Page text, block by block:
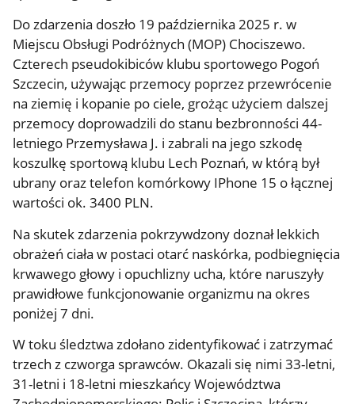
Do zdarzenia doszło 19 października 2025 r. w
Miejscu Obsługi Podróżnych (MOP) Chociszewo.
Czterech pseudokibiców klubu sportowego Pogoń
Szczecin, używając przemocy poprzez przewrócenie
na ziemię i kopanie po ciele, grożąc użyciem dalszej
przemocy doprowadzili do stanu bezbronności 44-
letniego Przemysława J. i zabrali na jego szkodę
koszulkę sportową klubu Lech Poznań, w którą był
ubrany oraz telefon komórkowy IPhone 15 o łącznej
wartości ok. 3400 PLN.
Na skutek zdarzenia pokrzywdzony doznał lekkich
obrażeń ciała w postaci otarć naskórka, podbiegnięcia
krwawego głowy i opuchlizny ucha, które naruszyły
prawidłowe funkcjonowanie organizmu na okres
poniżej 7 dni.
W toku śledztwa zdołano zidentyfikować i zatrzymać
trzech z czworga sprawców. Okazali się nimi 33-letni,
31-letni i 18-letni mieszkańcy Województwa